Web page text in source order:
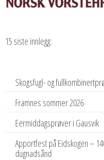
15 siste innlegg:
Skogsfugl- og
Framnes sommer 2026
Eermiddagsprøver i Gausvik
Apportfest på Eidskogen –
dugnadsånd